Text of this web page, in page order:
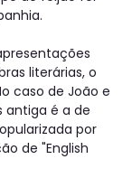
literárias, o
caso de João e
antiga é a de
por
de "English